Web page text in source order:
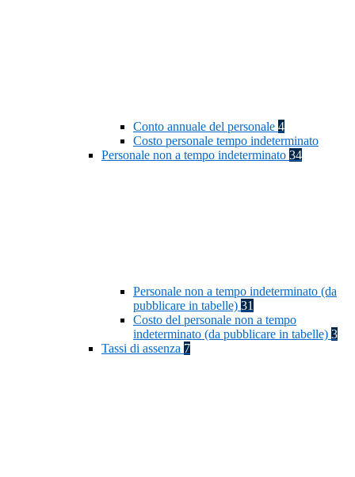
Conto annuale del personale 4
Costo personale tempo indeterminato
Personale non a tempo indeterminato 34
Personale non a tempo indeterminato (da
pubblicare in tabelle) 31
Costo del personale non a tempo
indeterminato (da pubblicare in tabelle) 3
Tassi di assenza 7